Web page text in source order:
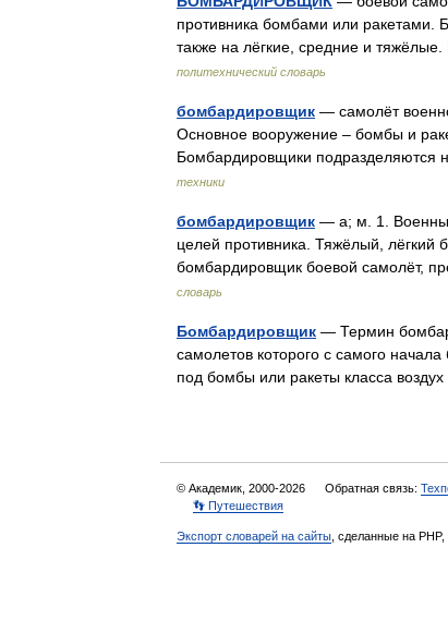
противника бомбами или ракетами.
также на лёгкие, средние и
политехнический словарь
бомбардировщик — самолёт
Основное вооружение – бомбы и
Бомбардировщики подразделяются
техники
бомбардировщик — а; м. 1.
целей противника. Тяжёлый,
бомбардировщик боевой самолёт,
словарь
Бомбардировщик — Термин
самолетов которого с самого
под бомбы или ракеты класса
© Академик, 2000-2026 Обратная связь:
👣 Путешествия
Экспорт словарей на сайты , сделанные на PHP,